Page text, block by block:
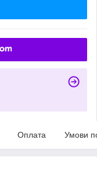
Оплата Умови